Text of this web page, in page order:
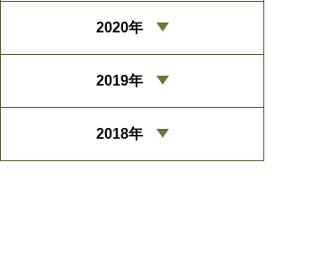
2020年
2019年
2018年